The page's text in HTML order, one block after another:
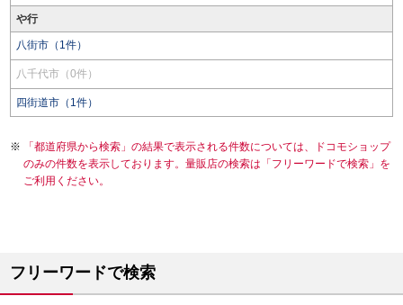
や行
八街市（1件）
八千代市（0件）
四街道市（1件）
「都道府県から検索」の結果で表示される件数については、ドコモショップ
のみの件数を表示しております。量販店の検索は「フリーワードで検索」を
ご利用ください。
フリーワードで検索